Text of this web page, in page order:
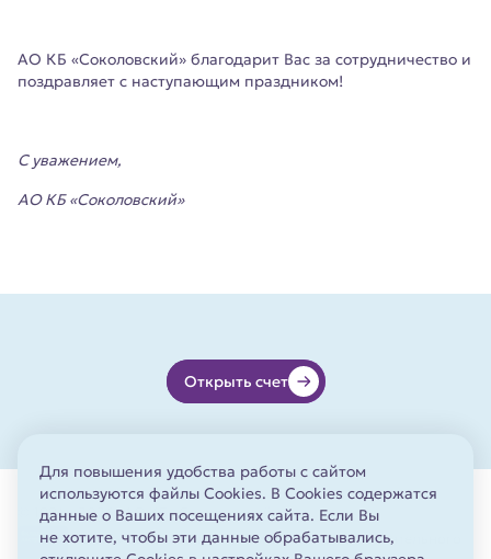
АО КБ «Соколовский» благодарит Вас за сотрудничество и
поздравляет с наступающим праздником!
С уважением,
АО КБ «Соколовский»
Открыть счет
© 1994 - 2026
АО КБ «Соколовский»
АО КБ «Соколовский» участник системы обязательного
Для повышения удобства работы с сайтом
используются файлы Cookies. В Cookies содержатся
данные о Ваших посещениях сайта. Если Вы
не хотите, чтобы эти данные обрабатывались,